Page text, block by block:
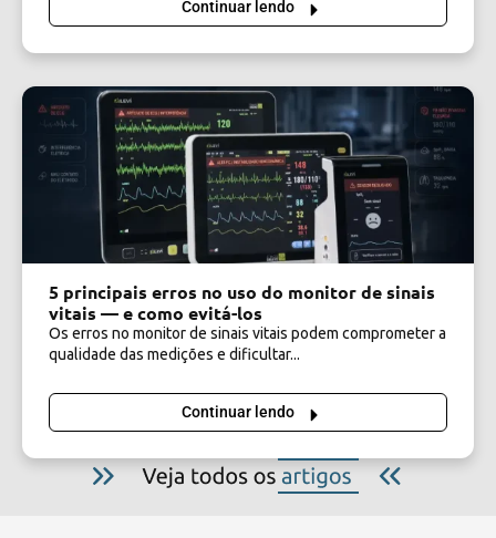
Continuar lendo
5 principais erros no uso do monitor de sinais
vitais — e como evitá-los
Os erros no monitor de sinais vitais podem comprometer a
qualidade das medições e dificultar...
Continuar lendo